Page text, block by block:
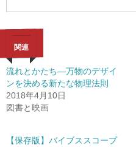
関連
流れとかたち―万物のデザイ
ンを決める新たな物理法則
2018年4月10日
図書と映画
【保存版】バイブススコープ